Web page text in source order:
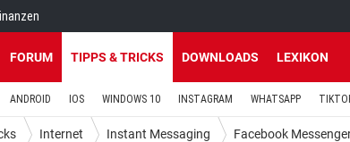
FORUM TIPPS & TRICKS DOWNLOADS LEXIKON
ANDROID IOS WINDOWS 10 INSTAGRAM WHATSAPP
Internet Instant Messaging Facebook